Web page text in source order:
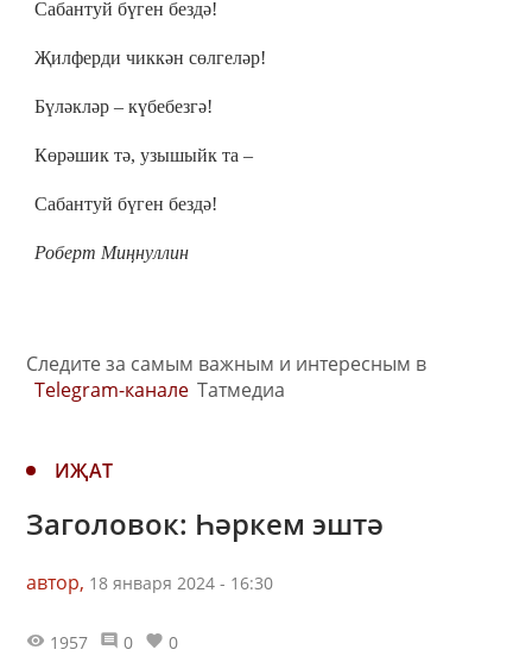
Сабантуй бүген бездә!
Җилферди чиккән сөлгеләр!
Бүләкләр – күбебезгә!
Көрәшик тә, узышыйк та –
Сабантуй бүген бездә!
Роберт Миңнуллин
Следите за самым важным и интересным в
Telegram-канале Татмедиа
ИҖАТ
Заголовок: Һәркем эштә
автор, 18 января 2024 - 16:30
1957 0 0